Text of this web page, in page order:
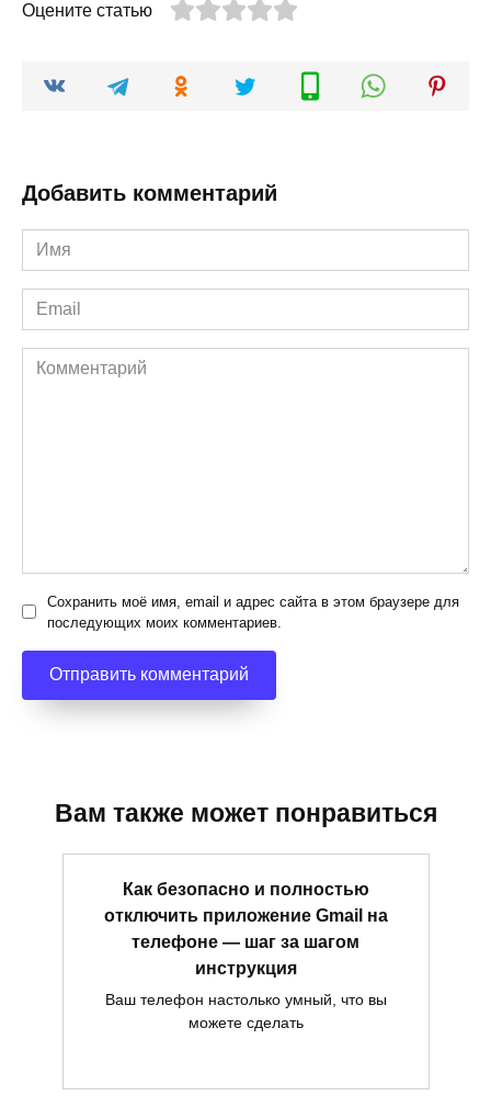
Оцените статью
Добавить комментарий
Имя
*
Email
*
Комментарий
Сохранить моё имя, email и адрес сайта в этом браузере для
последующих моих комментариев.
Вам также может понравиться
Как безопасно и полностью
отключить приложение Gmail на
телефоне — шаг за шагом
инструкция
Ваш телефон настолько умный, что вы
можете сделать